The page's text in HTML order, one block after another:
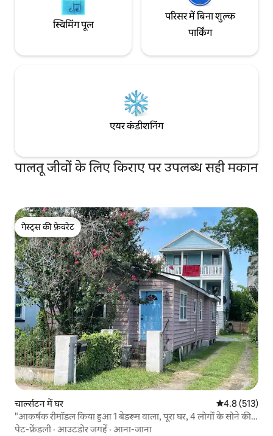
स्विमिंग पूल
परिसर में बिना शुल्क
पार्किंग
एयर कंडीशनिंग
पालतू जीवों के लिए किराए पर उपलब्ध सही मकान
गेस्ट्स की फ़ेवरेट
गेस्ट्स की फ़ेवरेट
चार्ल्सटन में घर औसत रेटिंग 5 में
4.8 (513)
"आकर्षक रीमॉडल किया हुआ 1 बेडरूम वाला, पूरा घर, 4 लोगों के सोने की
जगह!"
पेट-फ्रेंडली · आउटडोर जगहें · आना-जाना